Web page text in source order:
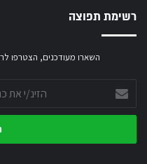
רשימת תפוצה
השארו מעודכנים, הצטרפו
את
כתובת
שלך